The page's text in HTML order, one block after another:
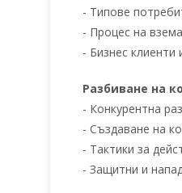
- Типове
- Процес на
- Бизнес клиенти
Разбиване на
- Конкурентна
- Създаване на
- Тактики за
- Защитни и